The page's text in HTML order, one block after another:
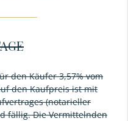
den Käufer 3,57% vom
den Kaufpreis ist mit
(notarieller
fällig. Die Vermittelnden